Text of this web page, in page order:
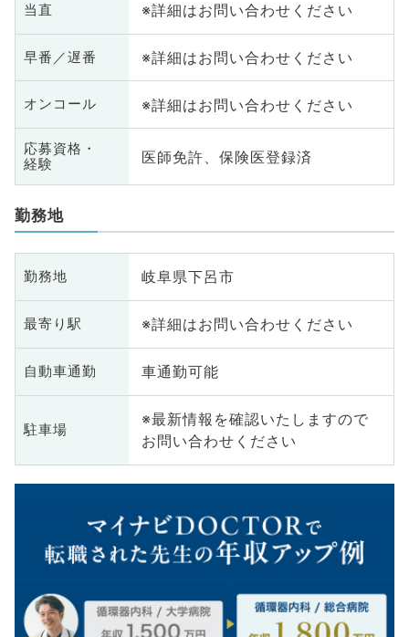
当直 ※詳細はお問い合わせください
早番／遅番 ※詳細はお問い合わせください
オンコール ※詳細はお問い合わせください
応募資格・
経験
医師免許、保険医登録済
勤務地
勤務地 岐阜県下呂市
最寄り駅 ※詳細はお問い合わせください
自動車通勤 車通勤可能
駐車場
※最新情報を確認いたしますので
お問い合わせください